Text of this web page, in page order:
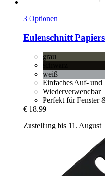
3 Optionen
Eulenschnitt
grau
weiß
Einfaches Auf- und
Wiederverwendbar
Perfekt für Fenster
€ 18,99
Zustellung bis 11. August